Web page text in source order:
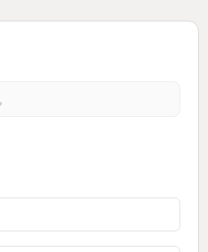
的だった素材集めも意味
器を作るのもいいし、逆
ラフト次第で便利に使え
遊びの幅が広がってい
はこの雑さこそが本作の
毎回事件に遭遇しその度
るような、ジャイアント